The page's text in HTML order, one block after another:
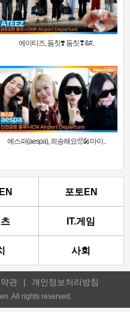
에이티즈, 둠칫❣️ 둠칫❣&#..
에스파(aespa), 죄송해요🥺🎤마이..
포토EN
IT.게임
사회
관 | 개인정보처리방침
All rights reserved.